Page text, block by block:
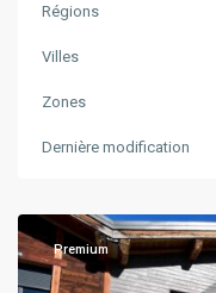
Régions
Villes
Zones
Dernière modification
Rhône
Bourg
Premium